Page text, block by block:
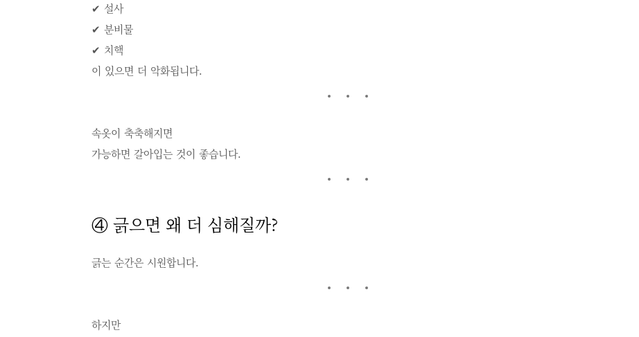
✔ 설사
✔ 분비물
✔ 치핵
이 있으면 더 악화됩니다.
속옷이 축축해지면
가능하면 갈아입는 것이 좋습니다.
④ 긁으면 왜 더 심해질까?
긁는 순간은 시원합니다.
하지만